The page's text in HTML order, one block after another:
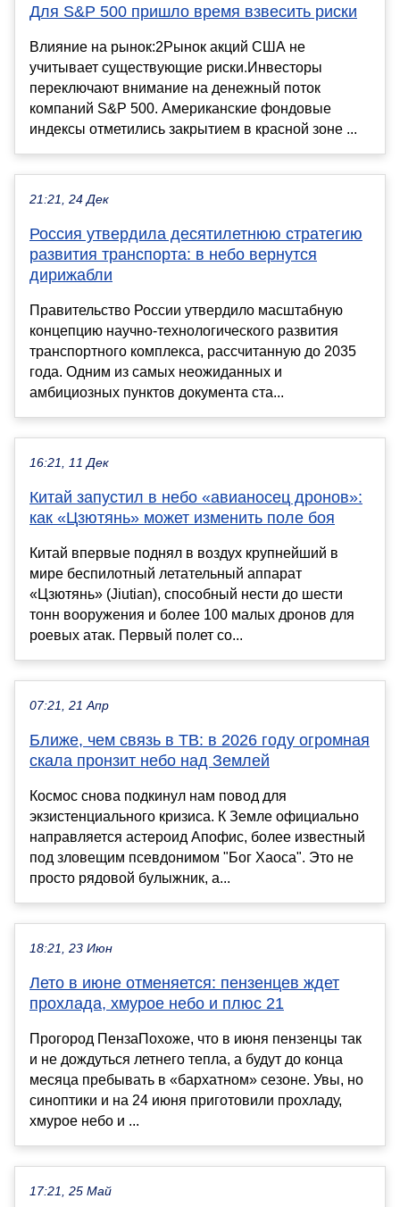
Для S&P 500 пришло время взвесить риски
Влияние на рынок:2Рынок акций США не
учитывает существующие риски.Инвесторы
переключают внимание на денежный поток
компаний S&P 500. Американские фондовые
индексы отметились закрытием в красной зоне ...
21:21, 24 Дек
Россия утвердила десятилетнюю стратегию
развития транспорта: в небо вернутся
дирижабли
Правительство России утвердило масштабную
концепцию научно-технологического развития
транспортного комплекса, рассчитанную до 2035
года. Одним из самых неожиданных и
амбициозных пунктов документа ста...
16:21, 11 Дек
Китай запустил в небо «авианосец дронов»:
как «Цзютянь» может изменить поле боя
Китай впервые поднял в воздух крупнейший в
мире беспилотный летательный аппарат
«Цзютянь» (Jiutian), способный нести до шести
тонн вооружения и более 100 малых дронов для
роевых атак. Первый полет со...
07:21, 21 Апр
Ближе, чем связь в ТВ: в 2026 году огромная
скала пронзит небо над Землей
Космос снова подкинул нам повод для
экзистенциального кризиса. К Земле официально
направляется астероид Апофис, более известный
под зловещим псевдонимом "Бог Хаоса". Это не
просто рядовой булыжник, а...
18:21, 23 Июн
Лето в июне отменяется: пензенцев ждет
прохлада, хмурое небо и плюс 21
Прогород ПензаПохоже, что в июня пензенцы так
и не дождуться летнего тепла, а будут до конца
месяца пребывать в «бархатном» сезоне. Увы, но
синоптики и на 24 июня приготовили прохладу,
хмурое небо и ...
17:21, 25 Май